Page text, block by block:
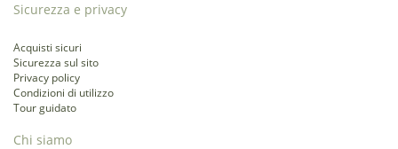
Sicurezza e privacy
Acquisti sicuri
Sicurezza sul sito
Privacy policy
Condizioni di utilizzo
Tour guidato
Chi siamo